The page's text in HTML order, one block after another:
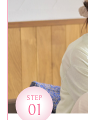
STEP
01